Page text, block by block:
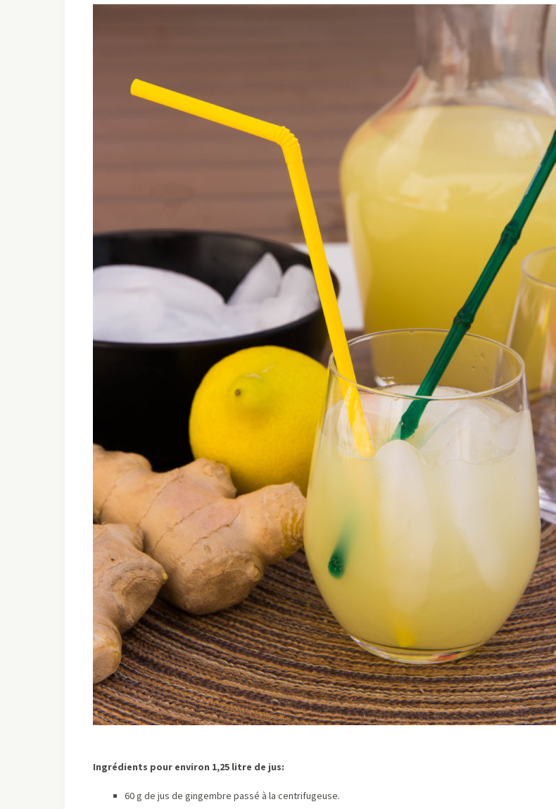
Ingrédients pour environ 1,25 litre de jus:
60 g de jus de gingembre passé à la centrifugeuse.